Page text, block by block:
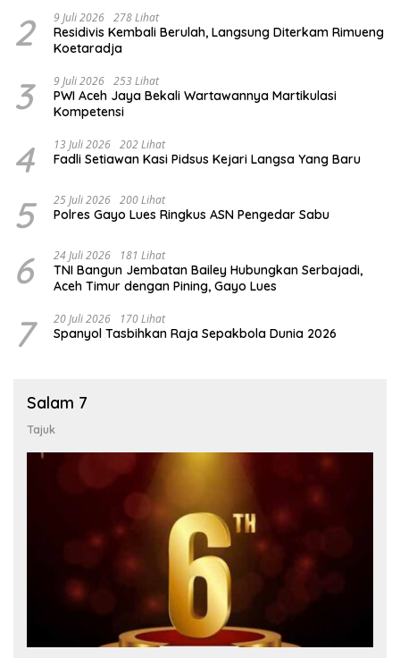
2 9 Juli 2026 278 Lihat
Residivis Kembali Berulah, Langsung Diterkam Rimueng
Koetaradja
3 9 Juli 2026 253 Lihat
PWI Aceh Jaya Bekali Wartawannya Martikulasi
Kompetensi
4 13 Juli 2026 202 Lihat
Fadli Setiawan Kasi Pidsus Kejari Langsa Yang Baru
5 25 Juli 2026 200 Lihat
Polres Gayo Lues Ringkus ASN Pengedar Sabu
6 24 Juli 2026 181 Lihat
TNI Bangun Jembatan Bailey Hubungkan Serbajadi,
Aceh Timur dengan Pining, Gayo Lues
7 20 Juli 2026 170 Lihat
Spanyol Tasbihkan Raja Sepakbola Dunia 2026
Salam 7
Tajuk